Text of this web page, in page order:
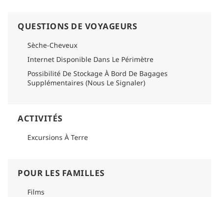
QUESTIONS DE VOYAGEURS
Sèche-Cheveux
Internet Disponible Dans Le Périmètre
Possibilité De Stockage À Bord De Bagages
Supplémentaires (Nous Le Signaler)
ACTIVITÉS
Excursions À Terre
POUR LES FAMILLES
Films